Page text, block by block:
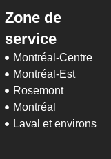
Zone de
service
Montréal-Centre
Montréal-Est
Rosemont
Montréal
Laval et environs